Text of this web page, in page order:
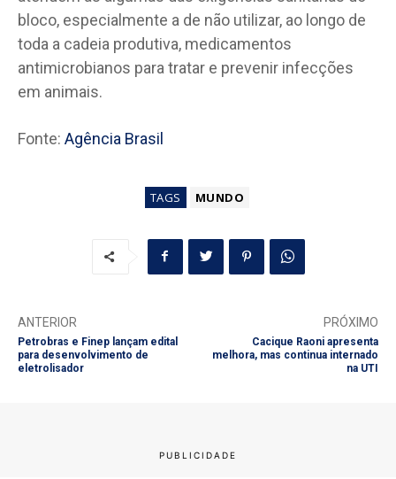
bloco, especialmente a de não utilizar, ao longo de
toda a cadeia produtiva, medicamentos
antimicrobianos para tratar e prevenir infecções
em animais.
Fonte: Agência Brasil
TAGS MUNDO
ANTERIOR
Petrobras e Finep lançam edital
para desenvolvimento de
eletrolisador
PRÓXIMO
Cacique Raoni apresenta
melhora, mas continua internado
na UTI